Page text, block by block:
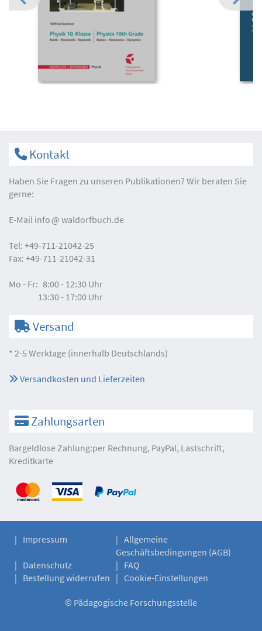
Kontakt
Haben Sie Fragen zu unseren Publikationen? Wir beraten Sie
gerne:
E-Mail info waldorfbuch.de
Tel: +49-711-21042-25
Fax: +49-711-21042-31
Mo - Fr: 8:00 - 12:30 Uhr
13:30 - 17:00 Uhr
Versand
* 2-5 Werktage (innerhalb Deutschlands)
Versandkosten und Lieferzeiten
Zahlungsarten
Bargeldlose Zahlung:per Rechnung, PayPal, Lastschrift,
Kreditkarte
Impressum
Allgemeine
Geschäftsbedingungen (AGB)
Datenschutz
FAQ
Bestellung widerrufen
Cookie-Einstellungen
© Pädagogische Forschungsstelle